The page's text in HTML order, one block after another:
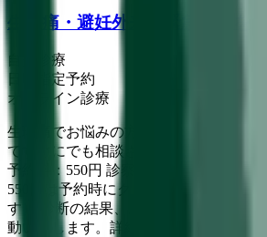
生理痛・避妊外来（緊急避妊を含
自費診療
日時指定予約
オンライン診療
生理痛でお悩みの方、月経移動をご希
てすぐにでも相談されたい方はこちら
予約料：550円 診察料：初診550円 / 再
550円は予約時にクレジットカード決済
す） 診断の結果、お薬の種類や治療方
動いたします。詳細はオンライン診察